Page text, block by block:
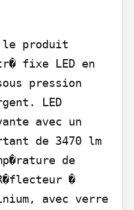
le produit
fixe LED en
pression
LED
avec un
de 3470 lm
de
�
avec verre